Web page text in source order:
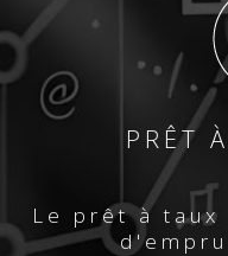
PRÊT
Le prêt à